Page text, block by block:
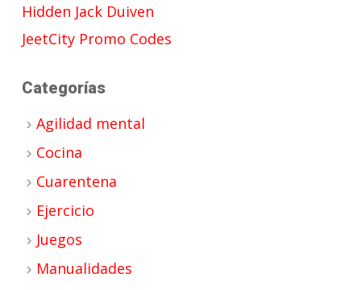
Hidden Jack Duiven
JeetCity Promo Codes
Categorías
Agilidad mental
Cocina
Cuarentena
Ejercicio
Juegos
Manualidades